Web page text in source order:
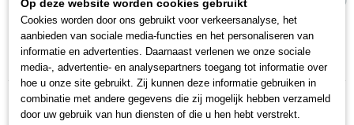
Home >Streekproducten Likorettes
Veldmenke
Kers
Op deze website worden cookies gebruikt
Cookies worden door ons gebruikt voor verkeersanalyse, het
aanbieden van sociale media-functies en het personaliseren van
informatie en advertenties. Daarnaast verlenen we onze sociale
media-, advertentie- en analysepartners toegang tot informatie over
hoe u onze site gebruikt. Zij kunnen deze informatie gebruiken in
combinatie met andere gegevens die zij mogelijk hebben verzameld
door uw gebruik van hun diensten of die u hen hebt verstrekt.